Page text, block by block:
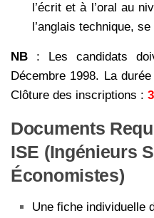
l’écrit et à l’oral au
l’anglais technique, se
NB : Les candidats
Décembre 1998. La
Clôture des inscriptions :
Documents
ISE (Ingénieurs
Économistes)
Une fiche individuelle